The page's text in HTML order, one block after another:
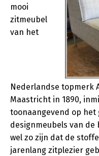
mooi
zitmeubel
van het
Nederlandse topmerk
Maastricht in 1890,
toonaangevend op het
designmeubels van
wel zo zijn dat de
jarenlang zitplezier